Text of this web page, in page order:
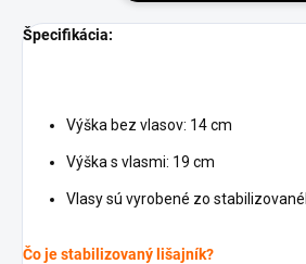
Špecifikácia:
Výška bez vlasov: 14 cm
Výška s vlasmi: 19 cm
Vlasy sú vyrobené zo
Čo je stabilizovaný lišajník?